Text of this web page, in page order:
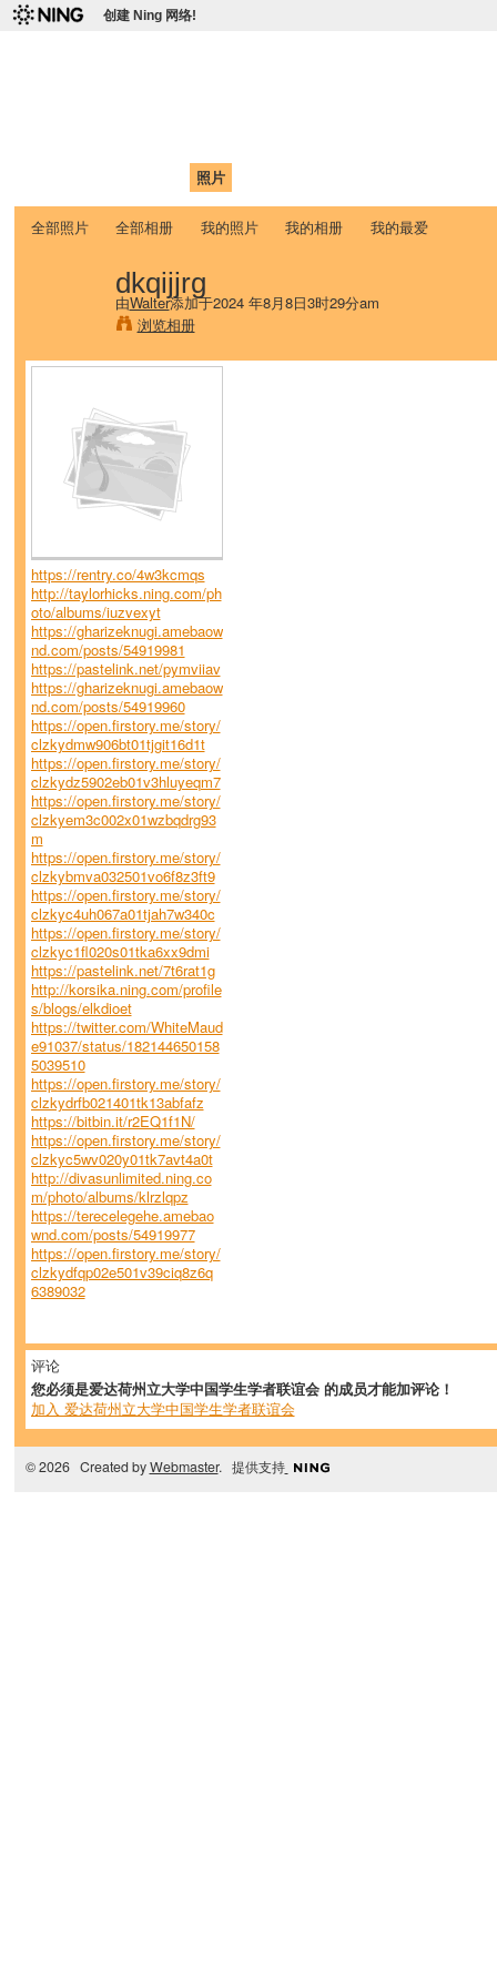
创建 Ning 网络!
照片
全部照片 全部相册 我的照片 我的相册 我的最爱
dkqijjrg
由Walter添加于2024 年8月8日3时29分am
浏览相册
https://rentry.co/4w3kcmqs
http://taylorhicks.ning.com/ph
oto/albums/iuzvexyt
https://gharizeknugi.amebaow
nd.com/posts/54919981
https://pastelink.net/pymviiav
https://gharizeknugi.amebaow
nd.com/posts/54919960
https://open.firstory.me/story/
clzkydmw906bt01tjgit16d1t
https://open.firstory.me/story/
clzkydz5902eb01v3hluyeqm7
https://open.firstory.me/story/
clzkyem3c002x01wzbqdrg93
m
https://open.firstory.me/story/
clzkybmva032501vo6f8z3ft9
https://open.firstory.me/story/
clzkyc4uh067a01tjah7w340c
https://open.firstory.me/story/
clzkyc1fl020s01tka6xx9dmi
https://pastelink.net/7t6rat1g
http://korsika.ning.com/profile
s/blogs/elkdioet
https://twitter.com/WhiteMaud
e91037/status/182144650158
5039510
https://open.firstory.me/story/
clzkydrfb021401tk13abfafz
https://bitbin.it/r2EQ1f1N/
https://open.firstory.me/story/
clzkyc5wv020y01tk7avt4a0t
http://divasunlimited.ning.co
m/photo/albums/klrzlqpz
https://terecelegehe.amebao
wnd.com/posts/54919977
https://open.firstory.me/story/
clzkydfqp02e501v39ciq8z6q
6389032
评论
您必须是爱达荷州立大学中国学生学者联谊会 的成员才能加评论！
加入 爱达荷州立大学中国学生学者联谊会
© 2026 Created byWebmaster. 提供支持